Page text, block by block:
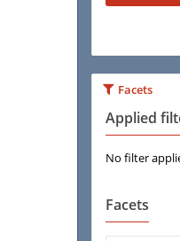
Facets
Applied
No filter
Facets